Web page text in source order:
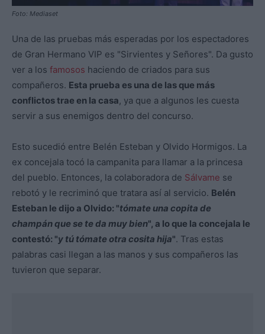
Foto: Mediaset
Una de las pruebas más esperadas por los espectadores
de Gran Hermano VIP es "Sirvientes y Señores". Da gusto
ver a los famosos haciendo de criados para sus
compañeros. Esta prueba es una de las que más
conflictos trae en la casa, ya que a algunos les cuesta
servir a sus enemigos dentro del concurso.
Esto sucedió entre Belén Esteban y Olvido Hormigos. La
ex concejala tocó la campanita para llamar a la princesa
del pueblo. Entonces, la colaboradora de Sálvame se
rebotó y le recriminó que tratara así al servicio. Belén
Esteban le dijo a Olvido: "tómate una copita de
champán que se te da muy bien", a lo que la concejala le
contestó: "y tú tómate otra cosita hija". Tras estas
palabras casi llegan a las manos y sus compañeros las
tuvieron que separar.